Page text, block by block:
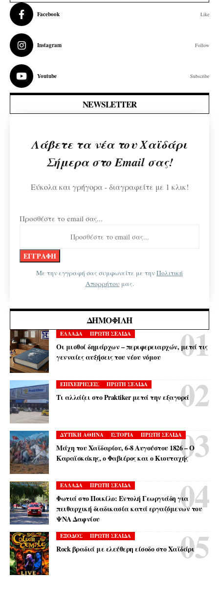
Facebook Like
Instagram Follow
Youtube Subscribe
NEWSLETTER
Λάβετε τα νέα του Χαϊδάρι
Σήμερα στο Email σας!
Εύκολα και γρήγορα - διαγραφείτε με 1 κλικ!
Προσθέστε το email σας...
Με την εγγραφή σας συμφωνείτε με τηνΠολιτική
Απορρήτου μας.
ΔΗΜΟΦΙΛΉ
ΕΛΛΑΔΑ ΠΡΩΤΗ ΣΕΛΙΔΑ
Οι μισθοί δημάρχων – περιφερειαρχών, μετά τις
γενναίες αυξήσεις του νέου νόμου
ΕΠΙΧΕΙΡΗΣΕΙΣ ΠΡΩΤΗ ΣΕΛΙΔΑ
Τι αλλάζει στο Praktiker μετά την εξαγορά
ΔΥΤΙΚΗ ΑΘΗΝΑ ΙΣΤΟΡΙΑ ΠΡΩΤΗ ΣΕΛΙΔΑ
Μάχη του Χαϊδαρίου, 6-8 Αυγούστου 1826 – Ο
Καραϊσκάκης, ο Φαβιέρος και ο Κιουταχής
ΕΛΛΑΔΑ ΠΡΩΤΗ ΣΕΛΙΔΑ
Φωτιά στο Ποικίλο: Εντολή Γεωργιάδη για
πειθαρχική διαδικασία κατά εργαζόμενων του
ΨΝΑ Δαφνίου
ΕΞΟΔΟΣ ΠΡΩΤΗ ΣΕΛΙΔΑ
Rock βραδιά με ελεύθερη είσοδο στο Χαϊδάρι